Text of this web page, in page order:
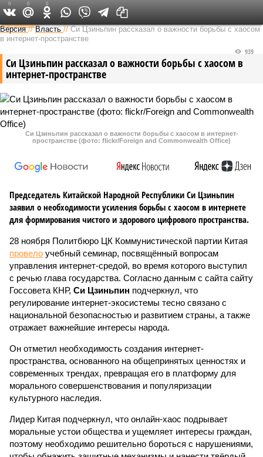
Федеральный выпуск
Версия //Власть //Си Цзиньпин рассказал о важности борьбы с хаосом
в интернет-пространстве
Си Цзиньпин рассказал о важности борьбы с хаосом в
интернет-пространстве
939
Си Цзиньпин рассказал о важности борьбы с хаосом в интернет-
пространстве (фото: flickr/Foreign and Commonwealth Office)
Председатель Китайской Народной Республики Си Цзиньпин
заявил о необходимости усиления борьбы с хаосом в интернете
для формирования чистого и здорового цифрового пространства.
28 ноября Политбюро ЦК Коммунистической партии Китая
провело учебный семинар, посвящённый вопросам
управления интернет-средой, во время которого выступил
с речью глава государства. Согласно данным с сайта сайту
Госсовета КНР, Си Цзиньпин подчеркнул, что
регулирование интернет-экосистемы тесно связано с
национальной безопасностью и развитием страны, а также
отражает важнейшие интересы народа.
Он отметил необходимость создания интернет-
пространства, основанного на общепринятых ценностях и
современных трендах, превращая его в платформу для
морального совершенствования и популяризации
культурного наследия.
Лидер Китая подчеркнул, что онлайн-хаос подрывает
моральные устои общества и ущемляет интересы граждан,
поэтому необходимо решительно бороться с нарушениями,
0 0 0